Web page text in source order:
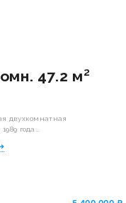
47.2 м²
двухкомнатная
года...